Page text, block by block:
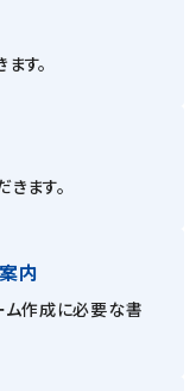
す。
ます。
内
ム作成に必要な書